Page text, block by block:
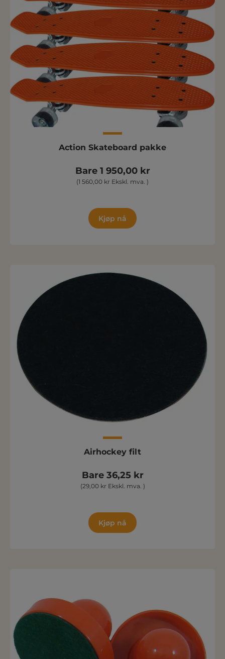
Action Skateboard pakke
Bare 1 950,00 kr
(1 560,00 kr Ekskl. mva. )
Kjøp nå
Airhockey filt
Bare 36,25 kr
(29,00 kr Ekskl. mva. )
Kjøp nå